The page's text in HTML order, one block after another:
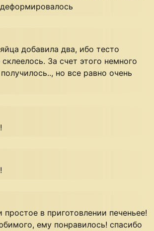
добавила два, ибо тесто
За счет этого немного
но все равно очень
простое в приготовлении печеньее!
ему понравилось! спасибо